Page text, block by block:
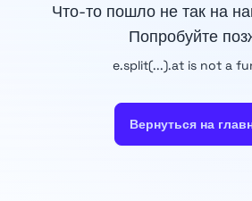
Что-то пошло не так на
Попробуйте
e.split(...).at is not a
Вернуться на